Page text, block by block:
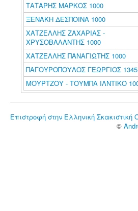
ΤΑΤΑΡΗΣ ΜΑΡΚΟΣ 1000
ΞΕΝΑΚΗ ΔΕΣΠΟΙΝΑ 1000
ΧΑΤΖΕΛΛΗΣ ΖΑΧΑΡΙΑΣ -
ΧΡΥΣΟΒΑΛΑΝΤΗΣ 1000
ΧΑΤΖΕΛΛΗΣ ΠΑΝΑΓΙΩΤΗΣ 1000
ΠΑΓΟΥΡΟΠΟΥΛΟΣ ΓΕΩΡΓΙΟΣ 1345
ΜΟΥΡΤΖΟΥ - ΤΟΥΜΠΑ ΙΛΝΤΙΚΟ
Επιστροφή στην Ελληνική Σκακιστική
©